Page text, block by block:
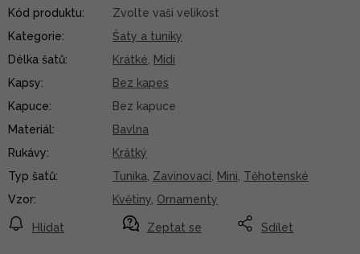
Zeptat se
Hlídat Sdílet
Kód produktu:
Zvolte vaši velikost
Kategorie:
Šaty a tuniky
Délka šatů: Krátké
Midi
Kapsy:
Bez kapes
Kapuce:
Bez kapuce
Materiál:
Bavlna
Rukávy:
Krátký
Typ šatů: Tunika Zavinovací Mini Těhotenské
Vzor: Květiny Ornamenty